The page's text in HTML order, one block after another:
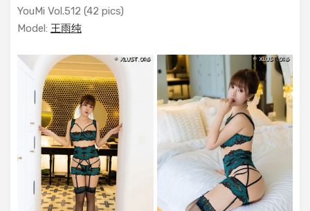
YouMi Vol.512 (42 pics)
Model: 王雨纯